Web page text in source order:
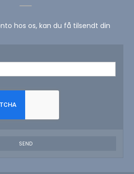
hos os, kan du få tilsendt din
SEND